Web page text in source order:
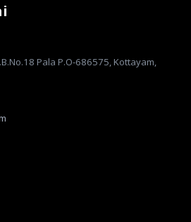
Pala P.O-686575, Kottayam,